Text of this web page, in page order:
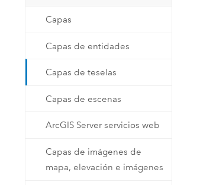
Capas
Capas de entidades
Capas de teselas
Capas de escenas
ArcGIS Server servicios web
Capas de imágenes de
mapa, elevación e imágenes